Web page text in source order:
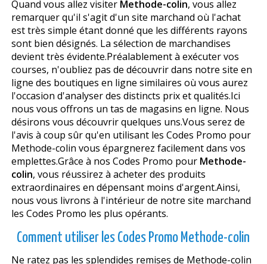
Quand vous allez visiter Methode-colin, vous allez
remarquer qu'il s'agit d'un site marchand où l'achat
est très simple étant donné que les différents rayons
sont bien désignés. La sélection de marchandises
devient très évidente.Préalablement à exécuter vos
courses, n'oubliez pas de découvrir dans notre site en
ligne des boutiques en ligne similaires où vous aurez
l'occasion d'analyser des distincts prix et qualités.Ici
nous vous offrons un tas de magasins en ligne. Nous
désirons vous découvrir quelques uns.Vous serez de
l'avis à coup sûr qu'en utilisant les Codes Promo pour
Methode-colin vous épargnerez facilement dans vos
emplettes.Grâce à nos Codes Promo pour Methode-
colin, vous réussirez à acheter des produits
extraordinaires en dépensant moins d'argent.Ainsi,
nous vous livrons à l'intérieur de notre site marchand
les Codes Promo les plus opérants.
Comment utiliser les Codes Promo Methode-colin
Ne ratez pas les splendides remises de Methode-colin